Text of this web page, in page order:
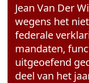
Jean Van Der
wegens het
federale
mandaten,
uitgeoefend
deel van het